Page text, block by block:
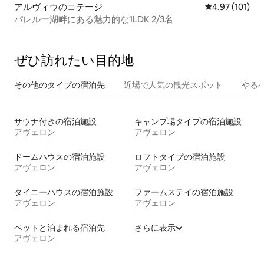
アルヴィウのコテージ レビュー101
4.97 (101)
パレルー湖畔にある魅力的な1LDK 2/3名
ぜひ訪⁠れ⁠た⁠い目⁠的⁠地
その他のタ⁠イ⁠プ⁠の宿⁠泊⁠先 近場で人気の観光スポット やる
サウナ付きの宿泊施設
アヴェロン
キャンプ場タイプの宿泊施設
アヴェロン
ドームハウスの宿泊施設
アヴェロン
ロフトタイプの宿泊施設
アヴェロン
タイニーハウスの宿泊施設
アヴェロン
ファームステイの宿泊施設
アヴェロン
ペットと泊まれる宿泊先
アヴェロン
さらに表示